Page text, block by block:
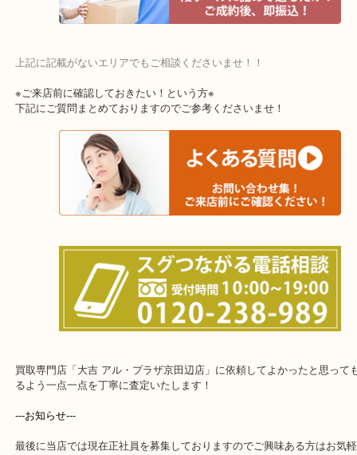
上記に記載がないエリアでもご相談くださいませ！！
※ご来店前に確認しておきたい！という方※
下記にご質問まとめておりますのでご参考くださいませ！